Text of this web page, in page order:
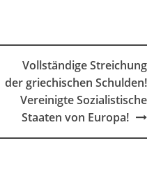
Vollständige Streichung
der griechischen Schulden!
Vereinigte Sozialistische
Staaten von Europa!